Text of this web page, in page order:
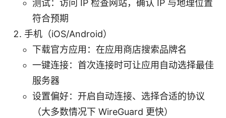
测试：访问 IP 检查网站，确认 IP 与地理位置
符合预期
手机（iOS/Android）
下载官方应用：在应用商店搜索品牌名
一键连接：首次连接时可让应用自动选择最佳
服务器
设置偏好：开启自动连接、选择合适的协议
（大多数情况下 WireGuard 更快）